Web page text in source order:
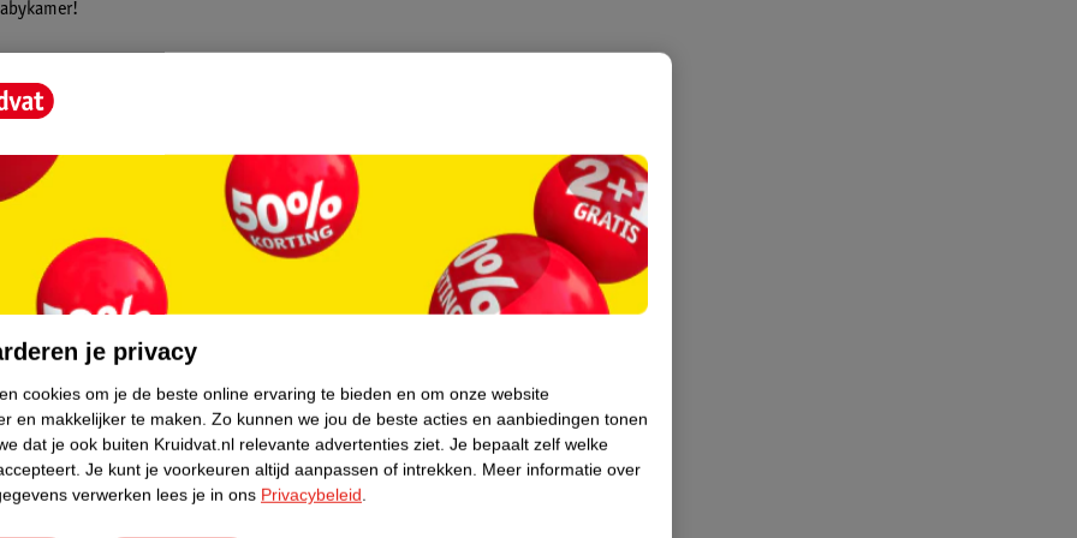
bedje vanaf de geboorte van je kindje
te hoeven bukken. Zodra je kindje
naar beneden worden geplaatst. Zo
je privacy
cookies om je de beste online ervaring te bieden en om onze website
en makkelijker te maken. Zo kunnen we jou de beste acties en aanbiedingen tonen
dat je ook buiten Kruidvat.nl relevante advertenties ziet. Je bepaalt zelf welke
Je kunt je voorkeuren altijd aanpassen of intrekken. Meer informatie over
verwerken lees je in ons Privacybeleid.